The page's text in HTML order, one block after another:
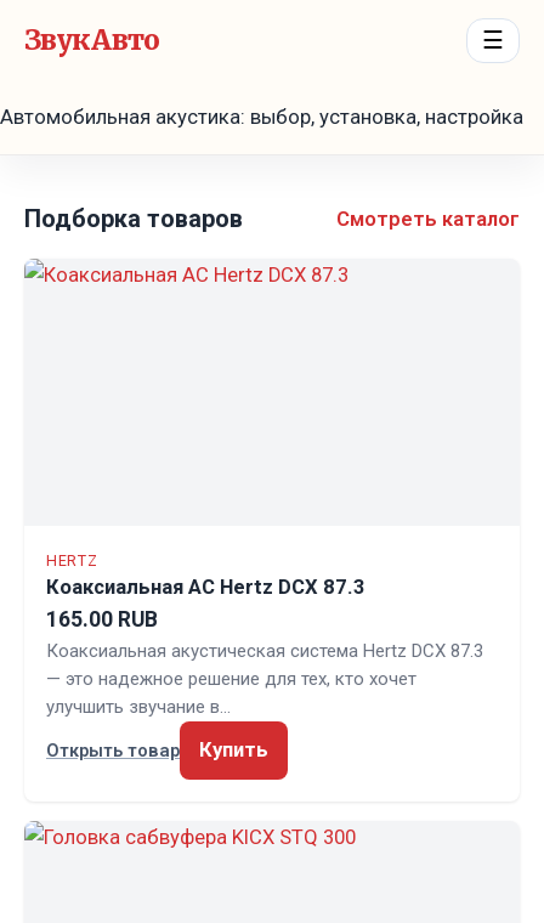
ЗвукАвто ☰
Автомобильная акустика: выбор, установка, настройка
Подборка товаров Смотреть каталог
HERTZ
Коаксиальная АС Hertz DCX 87.3
165.00 RUB
Коаксиальная акустическая система Hertz DCX 87.3
— это надежное решение для тех, кто хочет
улучшить звучание в…
Открыть товар
Купить